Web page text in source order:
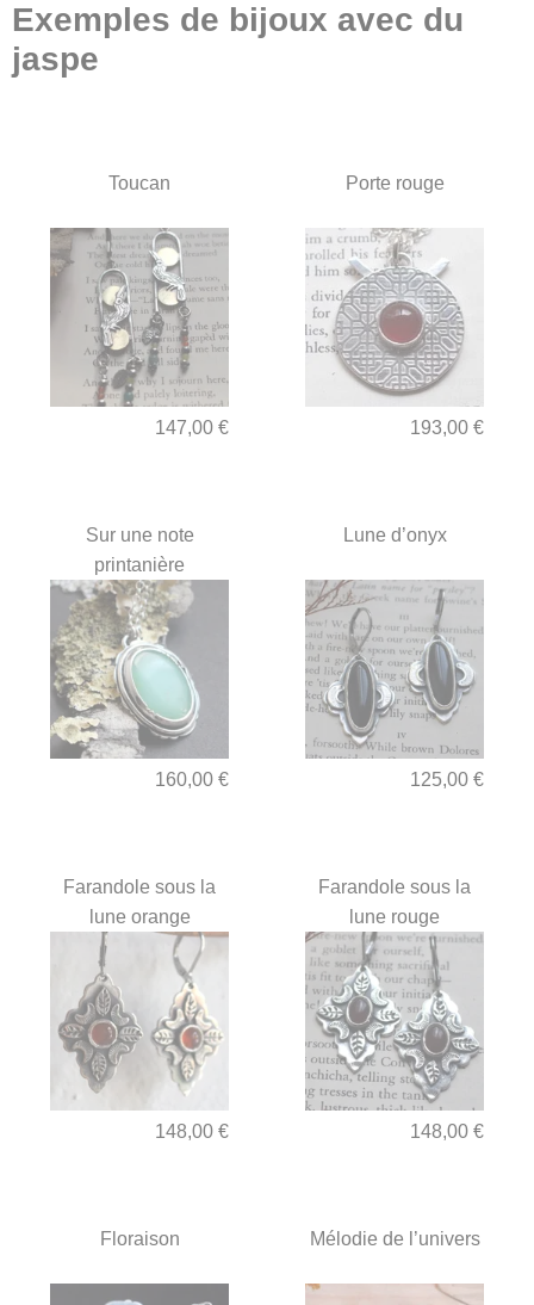
Exemples de bijoux avec du
jaspe
Toucan
147,00 €
Porte rouge
193,00 €
Sur une note
printanière
160,00 €
Lune d’onyx
125,00 €
Farandole sous la
lune orange
148,00 €
Farandole sous la
lune rouge
148,00 €
Floraison Mélodie de l’univers